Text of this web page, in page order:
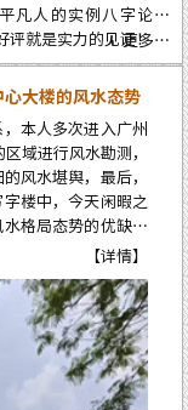
戚堪舆住房风水
凡人的实例八字论断
的流年运势
评就是实力的见证！
更多…
大楼的风水态势
本人多次进入广州
域进行风水勘测，
风水堪舆，最后，
楼中，今天闲暇之
格局态势的优缺点
风水格局态势，就
来龙源头…
【详情】